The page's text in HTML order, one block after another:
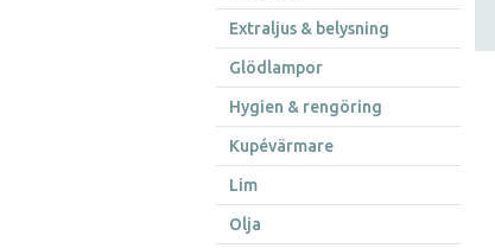
Extraljus & belysning
Glödlampor
Hygien & rengöring
Kupévärmare
Lim
Olja